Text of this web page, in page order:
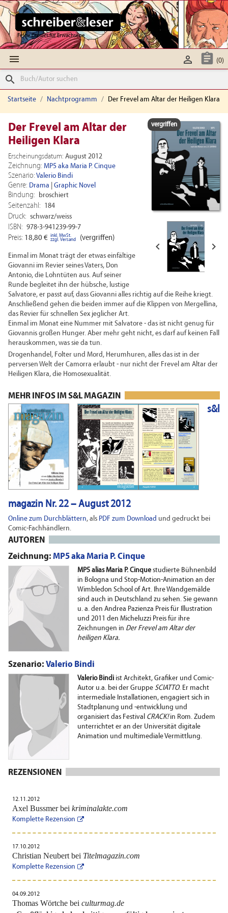
Feine Comics für Erwachsene
  (0)

search
Startseite Nachtprogramm Der Frevel am Altar der Heiligen Klara
vergriffen
 
Der Frevel am Altar der
Heiligen Klara
Erscheinungsdatum: August 2012
Zeichnung: MP5 aka Maria P. Cinque
Szenario: Valerio Bindi
Genre: Drama Graphic Novel
Bindung: broschiert
Seitenzahl: 184
Druck: schwarz/weiss
ISBN: 978-3-941239-99-7
Preis: 18,80 € inkl. MwSt.
zzgl. Versand (vergriffen)
Einmal im Monat trägt der etwas einfältige
Giovanni im Revier seines Vaters, Don
Antonio, die Lohntüten aus. Auf seiner
Runde begleitet ihn der hübsche, lustige
Salvatore, er passt auf, dass Giovanni alles richtig auf die Reihe kriegt.
Anschließend gehen die beiden immer auf die Klippen von Mergellina,
das Revier für schnellen Sex jeglicher Art.
Einmal im Monat eine Nummer mit Salvatore - das ist nicht genug für
Giovannis großen Hunger. Aber mehr geht nicht, es darf auf keinen Fall
herauskommen, was sie da tun.
Drogenhandel, Folter und Mord, Herumhuren, alles das ist in der
perversen Welt der Camorra erlaubt - nur nicht der Frevel am Altar der
Heiligen Klara, die Homosexualität.
MEHR INFOS IM S&L MAGAZIN
s&l
magazin Nr. 22 – August 2012
Online zum Durchblättern, als PDF zum Download und gedruckt bei
Comic-Fachhändlern.
AUTOREN
Zeichnung: MP5 aka Maria P. Cinque
MP5 alias Maria P. Cinque studierte Bühnenbild
in Bologna und Stop-Motion-Animation an der
Wimbledon School of Art. Ihre Wandgemälde
sind auch in Deutschland zu sehen. Sie gewann
u. a. den Andrea Pazienza Preis für Illustration
und 2011 den Micheluzzi Preis für ihre
Zeichnungen in Der Frevel am Altar der
heiligen Klara.
Szenario: Valerio Bindi
Valerio Bindi ist Architekt, Grafiker und Comic-
Autor u.a. bei der Gruppe SCIATTO. Er macht
intermediale Installationen, engagiert sich in
Stadtplanung und -entwicklung und
organisiert das Festival CRACK!in Rom. Zudem
unterrichtet er an der Universität digitale
Animation und multimediale Vermittlung.
REZENSIONEN
12.11.2012
Axel Bussmer bei kriminalakte.com
Komplette Rezension
17.10.2012
Christian Neubert bei Titelmagazin.com
Komplette Rezension
04.09.2012
Thomas Wörtche bei culturmag.de